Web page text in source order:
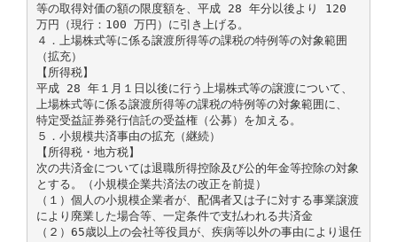
等の取得対価の額の限度額を、平成 28 年分以後より 120
万円（現行：100 万円）に引き上げる。
４．上場株式等に係る譲渡所得等の課税の特例等の対象範囲
（拡充）
【所得税】
平成 28 年１月１日以後に行う上場株式等の譲渡について、
上場株式等に係る譲渡所得等の課税の特例等の対象範囲に、
特定受益証券発行信託の受益権（公募）を加える。
５．小規模共済事由の拡充（継続）
【所得税・地方税】
次の共済金については退職所得控除及び公的年金等控除の対象
とする。（小規模企業共済法の改正を前提）
（１）個人の小規模企業者が、配偶者又は子に対する事業譲渡
により廃業した場合等、一定条件で支払われる共済金
（２）65歳以上の会社等役員が、疾病等以外の事由により退任